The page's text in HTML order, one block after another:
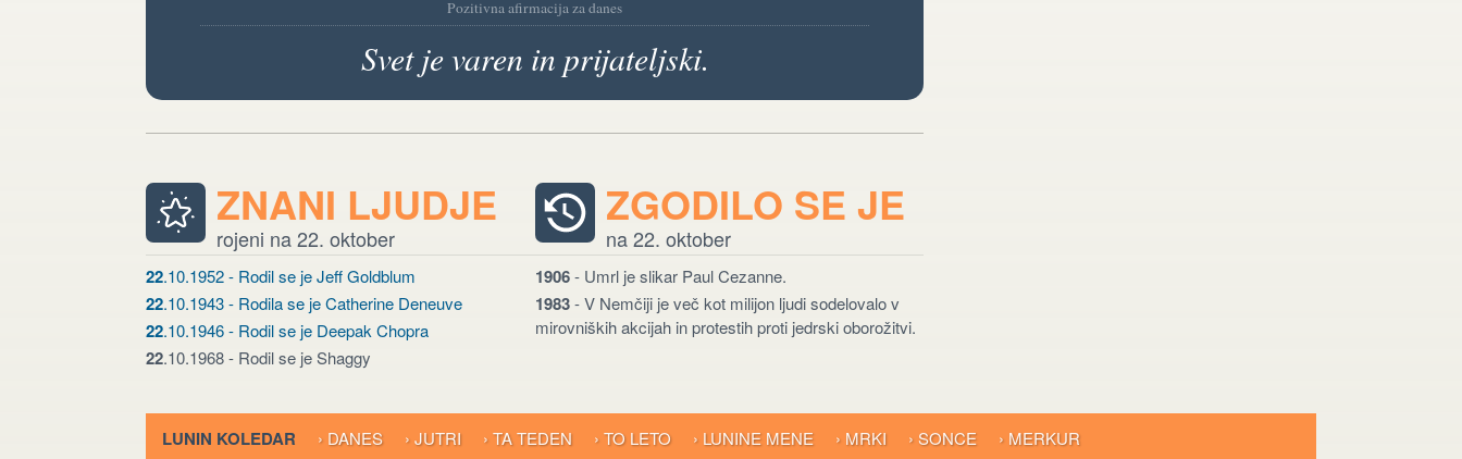
Pozitivna afirmacija za danes
Svet je varen in prijateljski.
ZNANI LJUDJE
rojeni na 22. oktober
22.10.1952 - Rodil se je Jeff Goldblum
22.10.1943 - Rodila se je Catherine Deneuve
22.10.1946 - Rodil se je Deepak Chopra
22.10.1968 - Rodil se je Shaggy
ZGODILO SE JE
na 22. oktober
1906- Umrl je slikar Paul Cezanne.
1983- V Nemčiji je več kot milijon ljudi sodelovalo v
mirovniških akcijah in protestih proti jedrski oborožitvi.
LUNIN KOLEDAR › DANES › JUTRI › TA TEDEN › TO LETO › LUNINE MENE › MRKI › SONCE › MERKUR